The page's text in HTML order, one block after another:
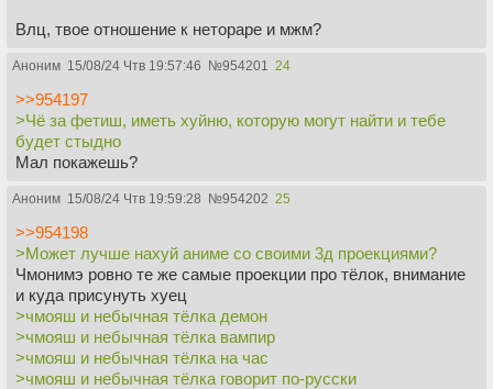
Влц, твое отношение к нетораре и мжм?
Аноним 15/08/24 Чтв 19:57:46 №954201 24
>>954197
>Чё за фетиш, иметь хуйню, которую могут найти и тебе
будет стыдно
Мал покажешь?
Аноним 15/08/24 Чтв 19:59:28 №954202 25
>>954198
>Может лучше нахуй аниме со своими 3д проекциями?
Чмонимэ ровно те же самые проекции про тёлок, внимание
и куда присунуть хуец
>чмояш и небычная тёлка демон
>чмояш и небычная тёлка вампир
>чмояш и небычная тёлка на час
>чмояш и небычная тёлка говорит по-русски